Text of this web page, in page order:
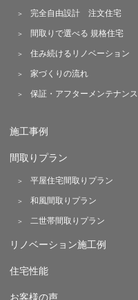
完全自由設計 注文住宅
間取りで選べる 規格住宅
住み続けるリノベーション
家づくりの流れ
保証・アフターメンテナンス
施工事例
間取りプラン
平屋住宅間取りプラン
和風間取りプラン
二世帯間取りプラン
リノベーション施工例
住宅性能
お客様の声